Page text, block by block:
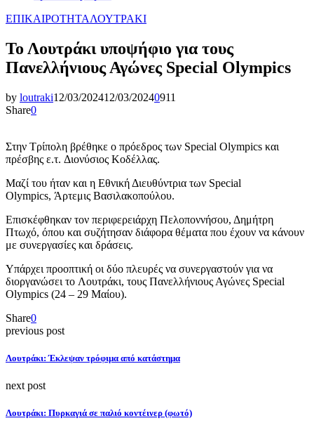
ΕΠΙΚΑΙΡΟΤΗΤΑΛΟΥΤΡΑΚΙ
Το Λουτράκι υποψήφιο για τους
Πανελλήνιους Αγώνες Special Olympics
by loutraki12/03/202412/03/20240911
Share0
Στην Τρίπολη βρέθηκε ο πρόεδρος των Special Olympics και
πρέσβης ε.τ. Διονύσιος Κοδέλλας.
Μαζί του ήταν και η Εθνική Διευθύντρια των Special
Olympics, Άρτεμις Βασιλακοπούλου.
Επισκέφθηκαν τον περιφερειάρχη Πελοποννήσου, Δημήτρη
Πτωχό, όπου και συζήτησαν διάφορα θέματα που έχουν να κάνουν
με συνεργασίες και δράσεις.
Υπάρχει προοπτική οι δύο πλευρές να συνεργαστούν για να
διοργανώσει το Λουτράκι, τους Πανελλήνιους Αγώνες Special
Olympics (24 – 29 Μαίου).
Share0
previous post
Λουτράκι: Έκλεψαν τρόφιμα από κατάστημα
next post
Λουτράκι: Πυρκαγιά σε παλιό κοντέινερ (φωτό)